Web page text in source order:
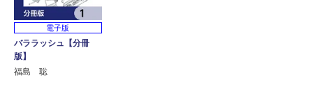
電子版
バララッシュ【分冊
版】
福島 聡